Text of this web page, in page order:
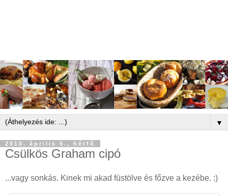
▼
2010. április 5., hétfő
Csülkös Graham cipó
...vagy sonkás. Kinek mi akad füstölve és főzve a kezébe. :)